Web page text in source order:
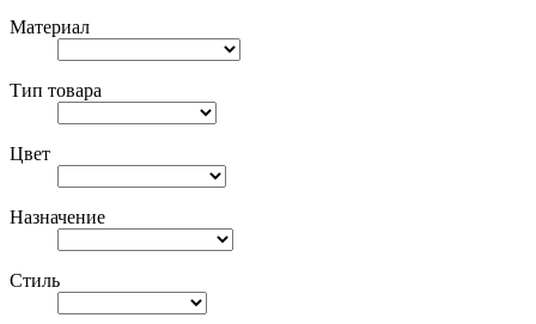
Материал
Тип товара
Цвет
Назначение
Стиль